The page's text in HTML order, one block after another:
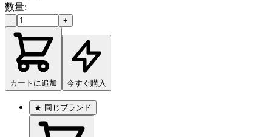
数量:
- +
カートに追加 今すぐ購入
★ 同じブランド